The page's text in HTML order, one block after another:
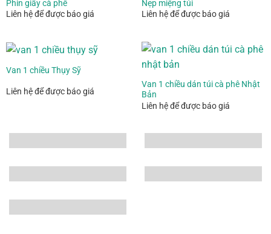
Phin giấy cà phê
Liên hệ để được báo giá
Nẹp miệng túi
Liên hệ để được báo giá
Van 1 chiều Thụy Sỹ
Liên hệ để được báo giá
Van 1 chiều dán túi cà phê Nhật
Bản
Liên hệ để được báo giá